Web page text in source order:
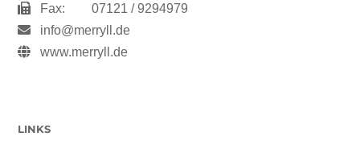
Fax:
07121 / 9294979
info@merryll.de
www.merryll.de
LINKS